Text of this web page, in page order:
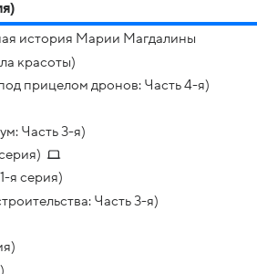
история Марии Магдалины
красоты)
прицелом дронов: Часть 4-я)
Часть 3-я)
я серия)
Часть 3-я)